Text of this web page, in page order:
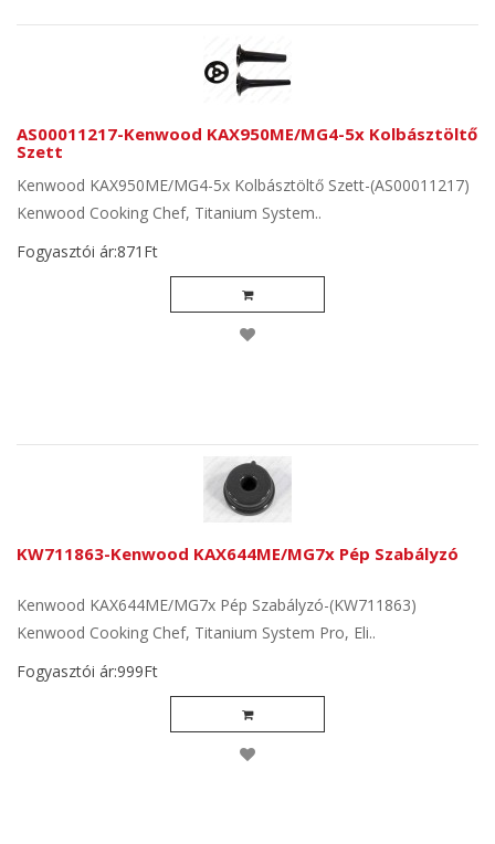
AS00011217-Kenwood KAX950ME/MG4-5x Kolbásztöltő
Szett
Kenwood KAX950ME/MG4-5x Kolbásztöltő Szett-(AS00011217)
Kenwood Cooking Chef, Titanium System..
Fogyasztói ár:871Ft
KW711863-Kenwood KAX644ME/MG7x Pép Szabályzó
Kenwood KAX644ME/MG7x Pép Szabályzó-(KW711863)
Kenwood Cooking Chef, Titanium System Pro, Eli..
Fogyasztói ár:999Ft